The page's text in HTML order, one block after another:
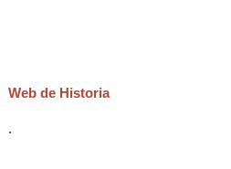
Web de Historia
.